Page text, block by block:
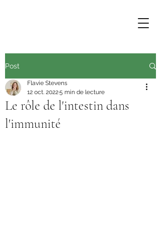
Post
Le rôle de l'intestin dans
l'immunité
Flavie Stevens
12 oct. 20225 min de lecture